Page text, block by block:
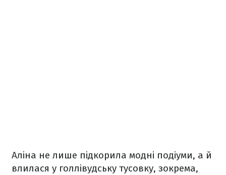
Аліна не лише підкорила модні подіуми, а й
влилася у голлівудську тусовку, зокрема,